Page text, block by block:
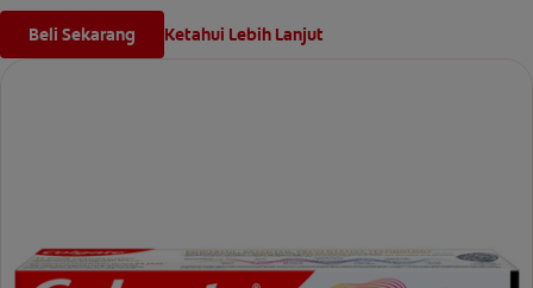
Beli Sekarang Ketahui Lebih Lanjut